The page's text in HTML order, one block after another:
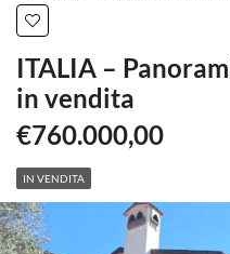
ITALIA –
in vendita
€760.000,00
IN VENDITA